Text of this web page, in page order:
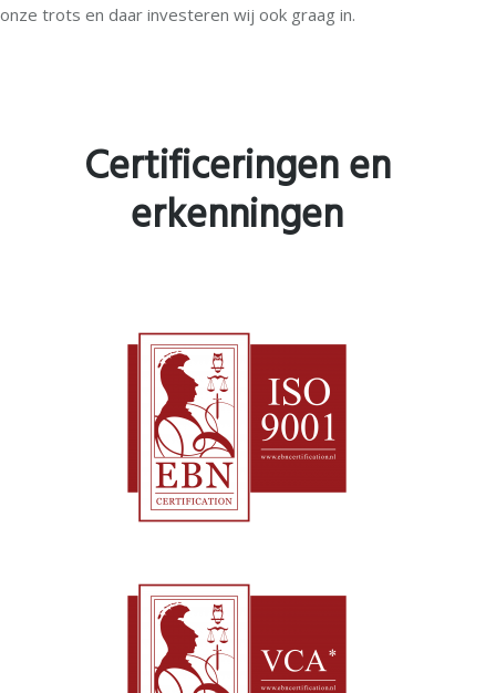
onze trots en daar investeren wij ook graag in.
Certificeringen en
erkenningen